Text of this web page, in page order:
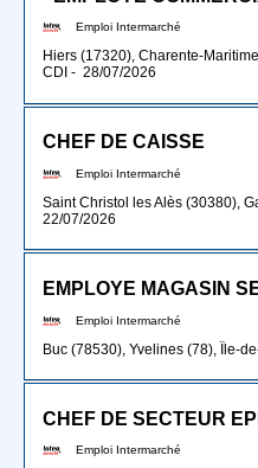
Emploi Intermarché
Hiers (17320), Charente-
CDI - 28/07/2026
CHEF DE CAISSE
Emploi Intermarché
Saint Christol les Alès (30380),
22/07/2026
Emploi Intermarché
Buc (78530), Yvelines (78), Île-
Emploi Intermarché